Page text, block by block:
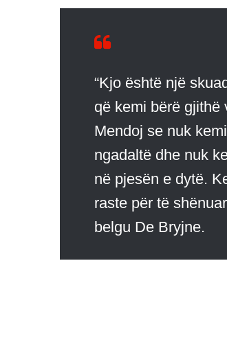
“Kjo është një
që kemi bërë gjithë
Mendoj se nuk
ngadaltë dhe nuk
në pjesën e dytë.
raste për të
belgu De Bryjne.